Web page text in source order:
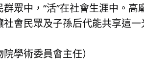
眾中，“活”在社會生涯中。高
會民眾及子孫后代能共享這
學術委員會主任）